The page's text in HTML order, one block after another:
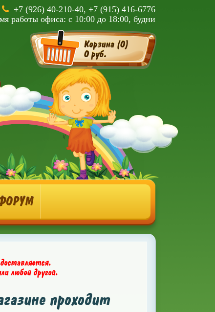
+7 (926) 40-210-40, +7 (915) 416-6776
работы офиса: с 10:00 до 18:00, будни
Корзина (0)
0 руб.
любой другой.
проходит